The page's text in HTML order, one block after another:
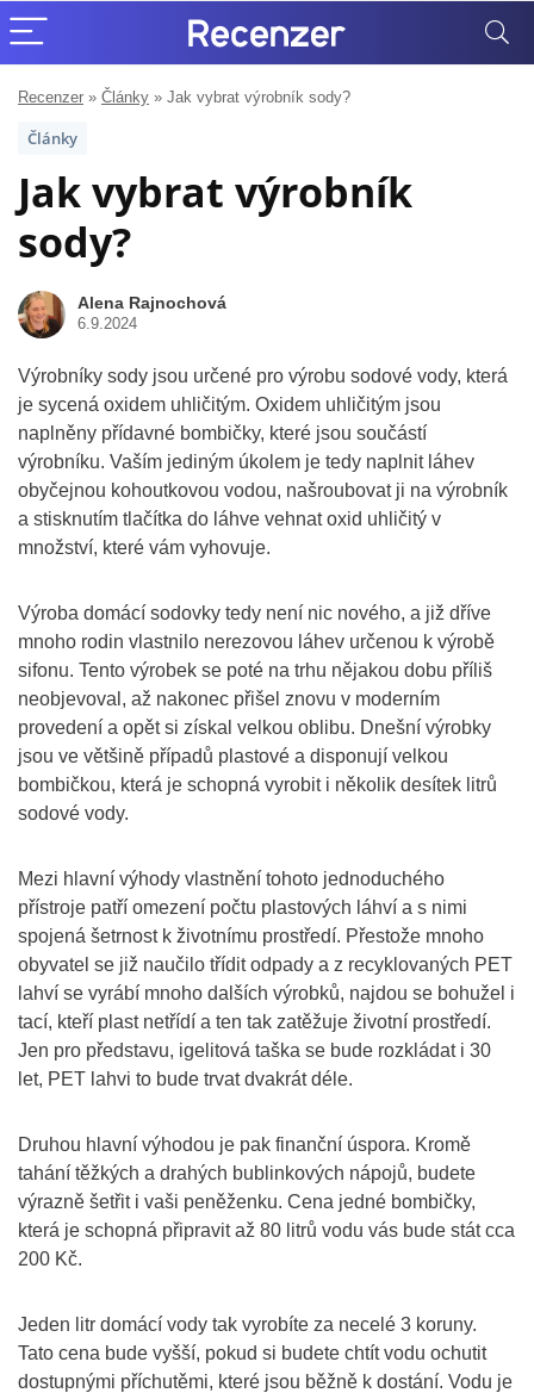
Recenzer » Články » Jak vybrat výrobník sody?
Články
Jak vybrat výrobník
sody?
Alena Rajnochová
6.9.2024
Výrobníky sody jsou určené pro výrobu sodové vody, která
je sycená oxidem uhličitým. Oxidem uhličitým jsou
naplněny přídavné bombičky, které jsou součástí
výrobníku. Vaším jediným úkolem je tedy naplnit láhev
obyčejnou kohoutkovou vodou, našroubovat ji na výrobník
a stisknutím tlačítka do láhve vehnat oxid uhličitý v
množství, které vám vyhovuje.
Výroba domácí sodovky tedy není nic nového, a již dříve
mnoho rodin vlastnilo nerezovou láhev určenou k výrobě
sifonu. Tento výrobek se poté na trhu nějakou dobu příliš
neobjevoval, až nakonec přišel znovu v moderním
provedení a opět si získal velkou oblibu. Dnešní výrobky
jsou ve většině případů plastové a disponují velkou
bombičkou, která je schopná vyrobit i několik desítek litrů
sodové vody.
Mezi hlavní výhody vlastnění tohoto jednoduchého
přístroje patří omezení počtu plastových láhví a s nimi
spojená šetrnost k životnímu prostředí. Přestože mnoho
obyvatel se již naučilo třídit odpady a z recyklovaných PET
lahví se vyrábí mnoho dalších výrobků, najdou se bohužel i
tací, kteří plast netřídí a ten tak zatěžuje životní prostředí.
Jen pro představu, igelitová taška se bude rozkládat i 30
let, PET lahvi to bude trvat dvakrát déle.
Druhou hlavní výhodou je pak finanční úspora. Kromě
tahání těžkých a drahých bublinkových nápojů, budete
výrazně šetřit i vaši peněženku. Cena jedné bombičky,
která je schopná připravit až 80 litrů vodu vás bude stát cca
200 Kč.
Jeden litr domácí vody tak vyrobíte za necelé 3 koruny.
Tato cena bude vyšší, pokud si budete chtít vodu ochutit
dostupnými příchutěmi, které jsou běžně k dostání. Vodu je